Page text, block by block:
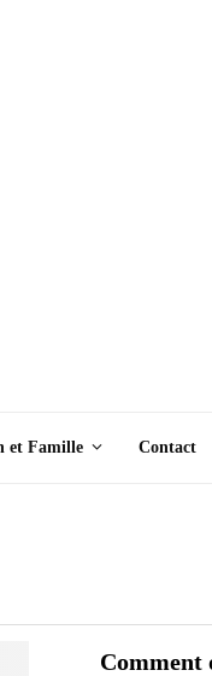
et Famille Contact
Comment